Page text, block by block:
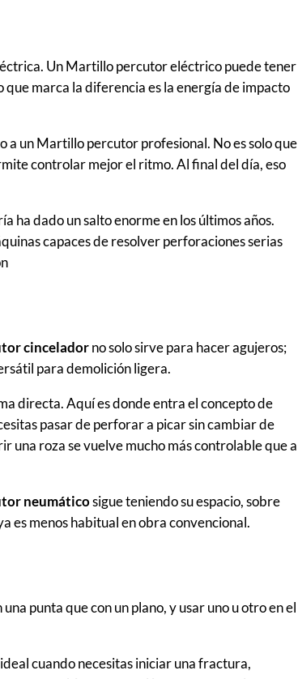
Un Martillo percutor eléctrico puede tener
marca la diferencia es la energía de impacto
a un Martillo percutor profesional. No es solo que
controlar mejor el ritmo. Al final del día, eso
dado un salto enorme en los últimos años.
capaces de resolver perforaciones serias
cinceladorno solo sirve para hacer agujeros;
para demolición ligera.
directa. Aquí es donde entra el concepto de
pasar de perforar a picar sin cambiar de
una roza se vuelve mucho más controlable que a
neumáticosigue teniendo su espacio, sobre
es menos habitual en obra convencional.
punta que con un plano, y usar uno u otro en el
cuando necesitas iniciar una fractura,